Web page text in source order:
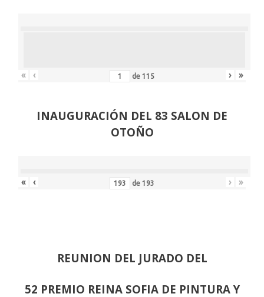
« ‹ de 115 › »
INAUGURACIÓN DEL 83 SALON DE
OTOÑO
« ‹ de 193 › »
REUNION DEL JURADO DEL
52 PREMIO REINA SOFIA DE PINTURA Y